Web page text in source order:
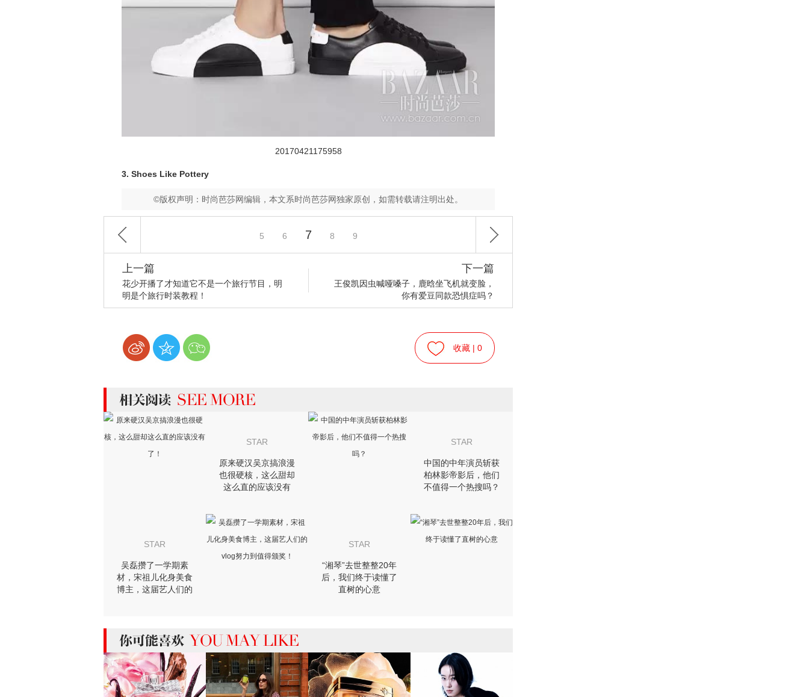
20170421175958
3. Shoes Like Pottery
©版权声明：时尚芭莎网编辑，本文系时尚芭莎网独家原创，如需转载请注明出处。
5 6 7 8 9
上一篇
花少开播了才知道它不是一个旅行节目，明
明是个旅行时装教程！
下一篇
王俊凯因虫喊哑嗓子，鹿晗坐飞机就变脸，
你有爱豆同款恐惧症吗？
收藏 | 0
STAR
原来硬汉吴京搞浪漫
也很硬核，这么甜却
这么直的应该没有
STAR
中国的中年演员斩获
柏林影帝影后，他们
不值得一个热搜吗？
STAR
吴磊攒了一学期素
材，宋祖儿化身美食
博主，这届艺人们的
STAR
“湘琴”去世整整20年
后，我们终于读懂了
直树的心意
MIGHT LIKE 你可能喜欢